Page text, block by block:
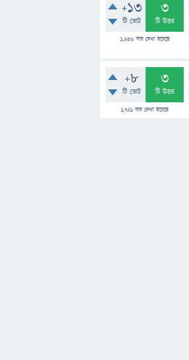
+13
টি ভোট
3
টি উত্তর
1,236বার দেখা হয়েছে
+8
টি ভোট
3
টি উত্তর
1,721 বার দেখা হয়েছে